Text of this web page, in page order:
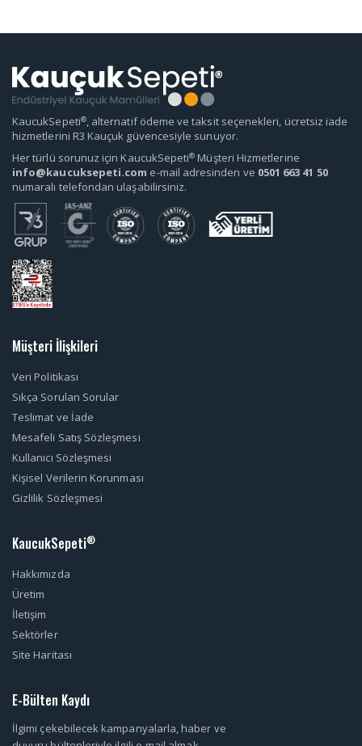
KaucukSepeti®, alternatif ödeme ve taksit seçenekleri, ücretsiz iade
hizmetlerini R3 Kauçuk güvencesiyle sunuyor.
Her türlü sorunuz için KaucukSepeti® Müşteri Hizmetlerine
info@kaucuksepeti.com e-mail adresinden ve 0501 663 41 50
numaralı telefondan ulaşabilirsiniz.
Müşteri İlişkileri
Veri Politikası
Sıkça Sorulan Sorular
Teslimat ve İade
Mesafeli Satış Sözleşmesi
Kullanıcı Sözleşmesi
Kişisel Verilerin Korunması
Gizlilik Sözleşmesi
KaucukSepeti®
Hakkımızda
Üretim
İletişim
Sektörler
Site Haritası
E-Bülten Kaydı
İlgimi çekebilecek kampanyalarla, haber ve